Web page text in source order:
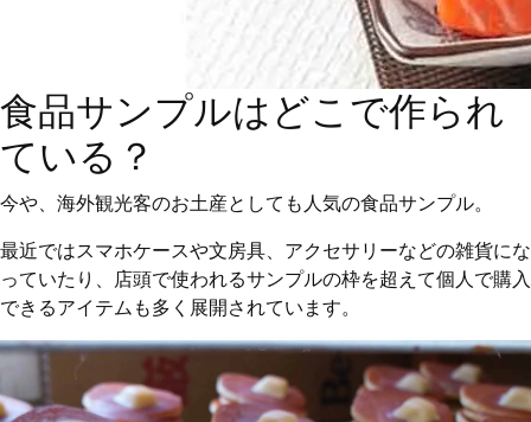
食品サンプルはどこで作られ
ている？
今や、海外観光客のお土産としても人気の食品サンプル。
最近ではスマホケースや文房具、アクセサリーなどの雑貨にな
っていたり、店頭で使われるサンプルの枠を超えて個人で購入
できるアイテムも多く展開されています。